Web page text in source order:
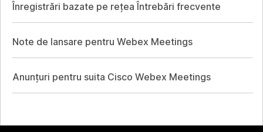
Înregistrări bazate pe rețea Întrebări frecvente
Note de lansare pentru Webex Meetings
Anunțuri pentru suita Cisco Webex Meetings